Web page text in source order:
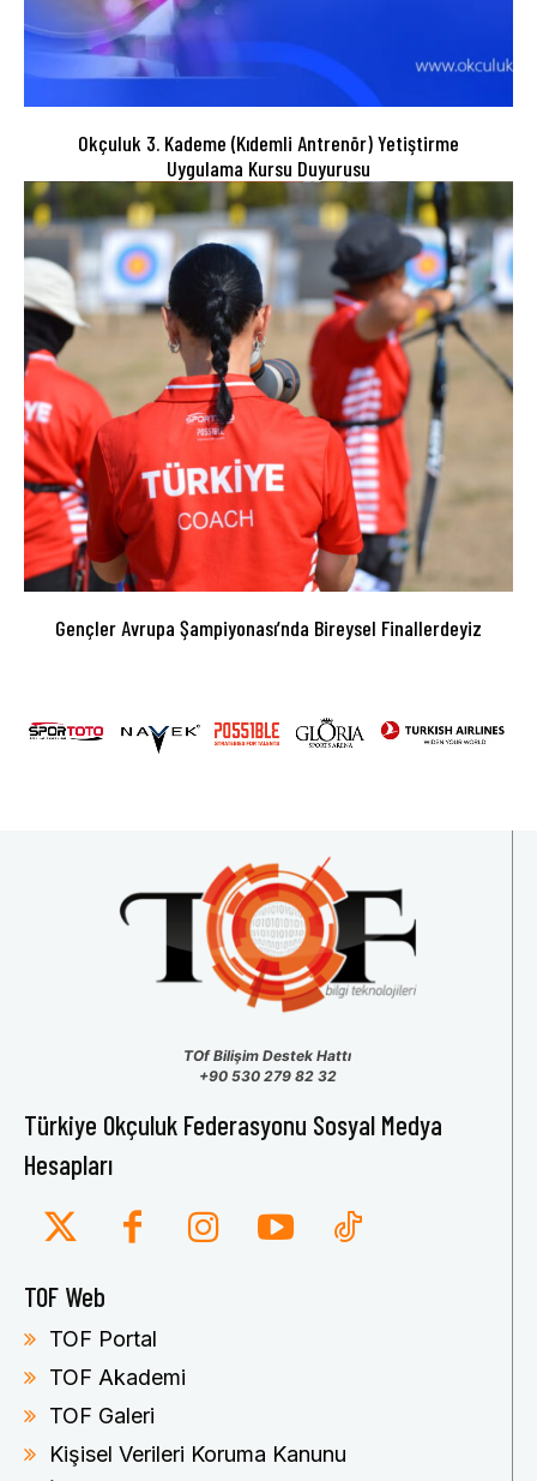
Okçuluk 3. Kademe (Kıdemli Antrenör) Yetiştirme
Uygulama Kursu Duyurusu
Gençler Avrupa Şampiyonası’nda Bireysel Finallerdeyiz
TOf Bilişim Destek Hattı
+90 530 279 82 32
Türkiye Okçuluk Federasyonu Sosyal Medya
Hesapları
TOF Web
TOF Portal
TOF Akademi
TOF Galeri
Kişisel Verileri Koruma Kanunu